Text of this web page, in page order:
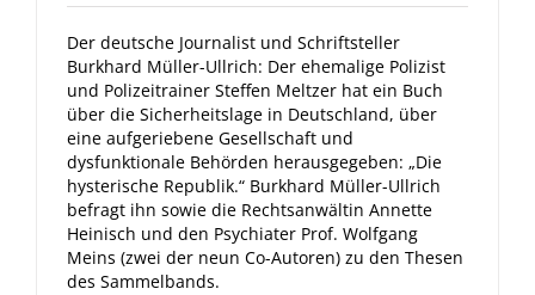
Der deutsche Journalist und Schriftsteller
Burkhard Müller-Ullrich: Der ehemalige Polizist
und Polizeitrainer Steffen Meltzer hat ein Buch
über die Sicherheitslage in Deutschland, über
eine aufgeriebene Gesellschaft und
dysfunktionale Behörden herausgegeben: „Die
hysterische Republik.“ Burkhard Müller-Ullrich
befragt ihn sowie die Rechtsanwältin Annette
Heinisch und den Psychiater Prof. Wolfgang
Meins (zwei der neun Co-Autoren) zu den Thesen
des Sammelbands.